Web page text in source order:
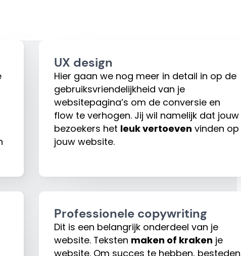
UX design
Hier gaan we nog meer in detail in op de
gebruiksvriendelijkheid van je
websitepagina’s om de conversie en
flow te verhogen. Jij wil namelijk dat jouw
bezoekers het leuk vertoeven vinden op
jouw website.
Professionele copywriting
Dit is een belangrijk onderdeel van je
website. Teksten maken of kraken je
website. Om succes te hebben, besteden